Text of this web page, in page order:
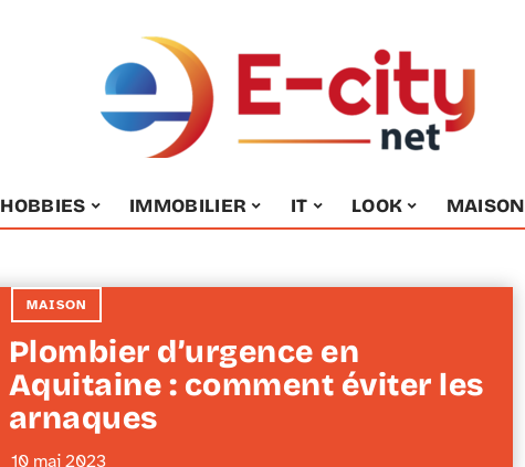
HOBBIES IMMOBILIER IT LOOK MAISON
MAISON
Plombier d’urgence en
Aquitaine : comment éviter les
arnaques
10 mai 2023